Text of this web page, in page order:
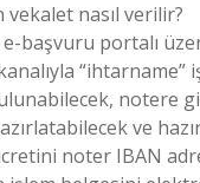
nasıl verilir?
e-başvuru portalı
“ihtarname”
notere
ve
noter IBAN